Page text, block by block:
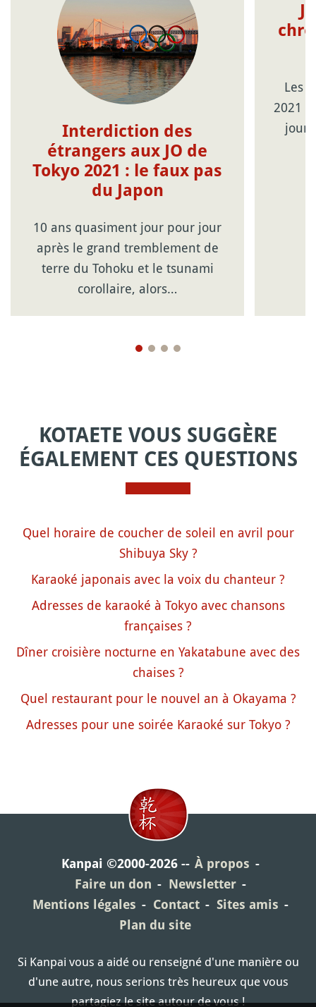
Interdiction des
étrangers aux JO de
Tokyo 2021 : le faux pas
du Japon
10 ans quasiment jour pour jour
après le grand tremblement de
terre du Tohoku et le tsunami
corollaire, alors…
Les
2021
KOTAETE VOUS SUGGÈRE
ÉGALEMENT CES QUESTIONS
Quel horaire de coucher de soleil en avril pour
Shibuya Sky ?
Karaoké japonais avec la voix du chanteur ?
Adresses de karaoké à Tokyo avec chansons
françaises ?
Dîner croisière nocturne en Yakatabune avec des
chaises ?
Quel restaurant pour le nouvel an à Okayama ?
Adresses pour une soirée Karaoké sur Tokyo ?
Kanpai ©2000-2026
À propos
Faire un don
Newsletter
Mentions légales
Contact
Sites amis
Plan du site
Si Kanpai vous a aidé ou renseigné d'une manière ou
d'une autre, nous serions très heureux que vous
partagiez le site autour de vous !